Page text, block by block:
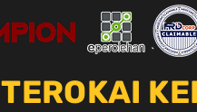
TEROKAI